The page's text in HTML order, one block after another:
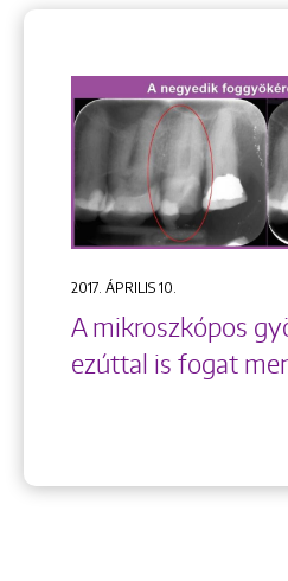
2017. ÁPRILIS 10.
A mikroszkópos
ezúttal is fogat